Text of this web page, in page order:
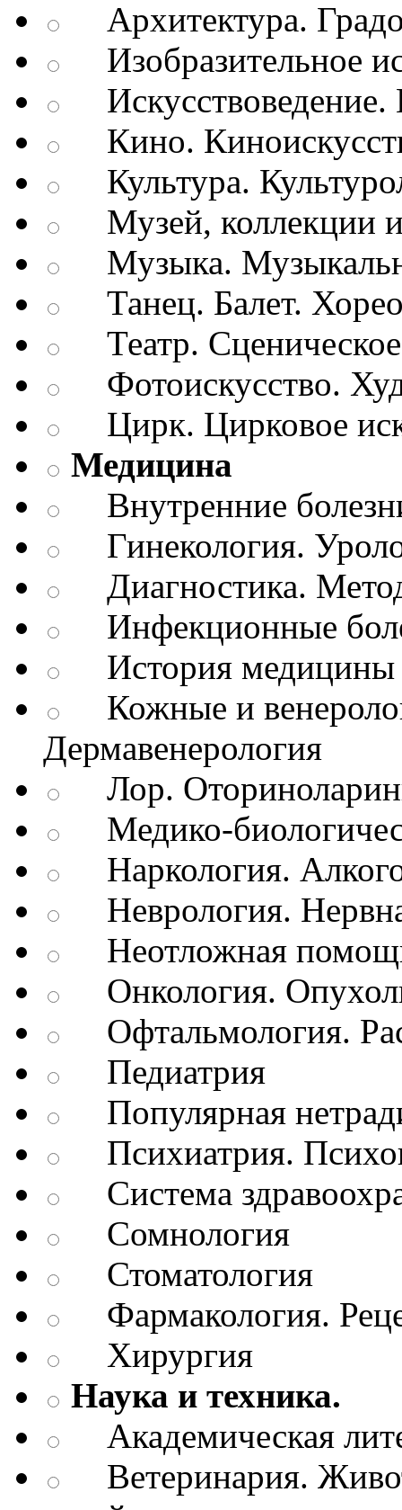
Архитектура.
Изобразительное
Искусствоведение.
Кино.
Культура.
Музей, коллекции
Музыка.
Танец. Балет.
Театр. Сценическое
Фотоискусство.
Цирк. Цирковое
Медицина
Внутренние
Гинекология.
Диагностика.
Инфекционные
История медицины
Кожные и
Дермавенерология
Лор.
Медико-
Наркология.
Неврология.
Неотложная
Онкология.
Офтальмология.
Педиатрия
Популярная
Психиатрия.
Система
Сомнология
Стоматология
Фармакология.
Хирургия
Наука и техника.
Академическая
Ветеринария.